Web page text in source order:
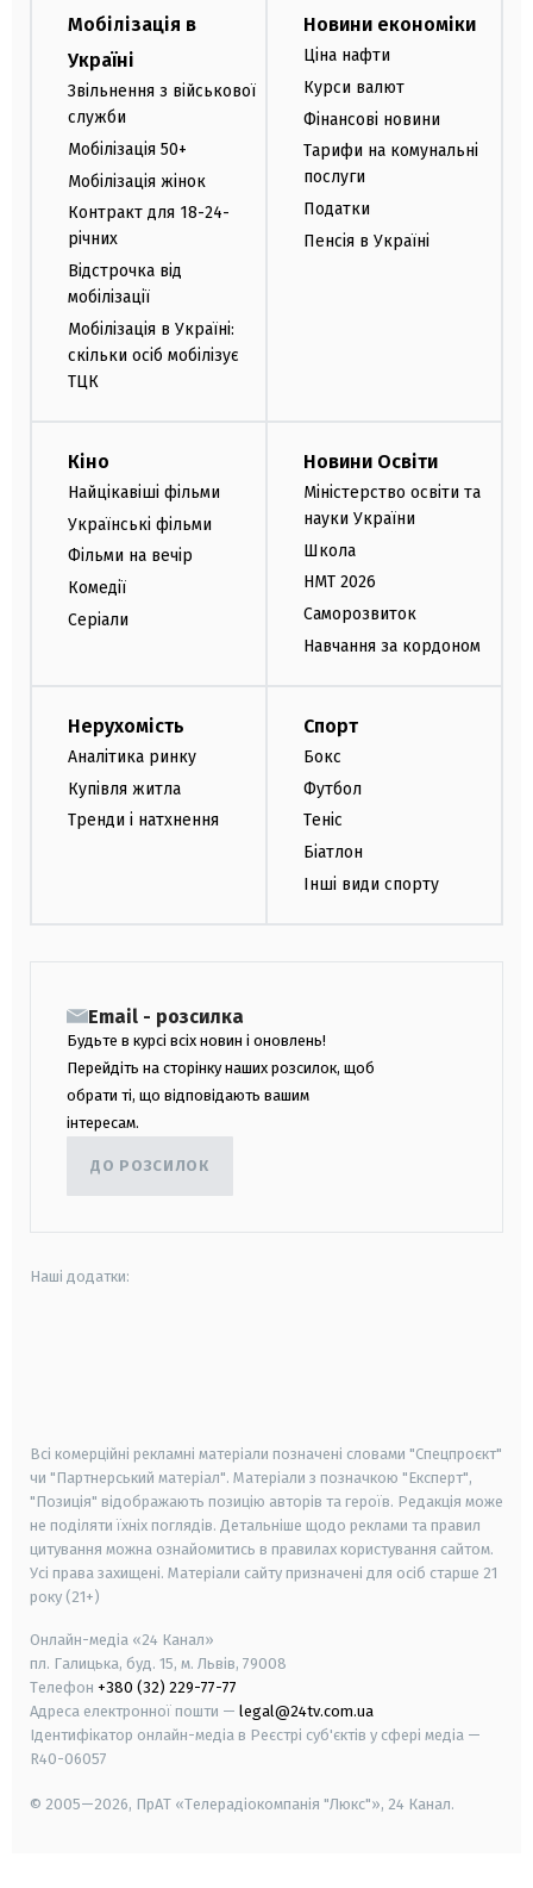
Мобілізація в
Україні
Звільнення з військової
служби
Мобілізація 50+
Мобілізація жінок
Контракт для 18-24-
річних
Відстрочка від
мобілізації
Мобілізація в Україні:
скільки осіб мобілізує
ТЦК
Новини економіки
Ціна нафти
Курси валют
Фінансові новини
Тарифи на комунальні
послуги
Податки
Пенсія в Україні
Кіно
Найцікавіші фільми
Українські фільми
Фільми на вечір
Комедії
Серіали
Новини Освіти
Міністерство освіти та
науки України
Школа
НМТ 2026
Саморозвиток
Навчання за кордоном
Нерухомість
Аналітика ринку
Купівля житла
Тренди і натхнення
Спорт
Бокс
Футбол
Теніс
Біатлон
Інші види спорту
Email - розсилка
Будьте в курсі всіх новин і оновлень!
Перейдіть на сторінку наших розсилок, щоб
обрати ті, що відповідають вашим
інтересам.
ДО РОЗСИЛОК
Наші додатки:
Всі комерційні рекламні матеріали позначені словами "Спецпроєкт"
чи "Партнерський матеріал". Матеріали з позначкою "Експерт",
"Позиція" відображають позицію авторів та героїв. Редакція може
не поділяти їхніх поглядів. Детальніше щодо реклами та правил
цитування можна ознайомитись в правилах користування сайтом.
Усі права захищені. Матеріали сайту призначені для осіб старше 21
року (21+)
Онлайн-медіа «24 Канал»
пл. Галицька, буд. 15, м. Львів, 79008
Телефон +380 (32) 229-77-77
Адреса електронної пошти — legal@24tv.com.ua
Ідентифікатор онлайн-медіа в Реєстрі суб'єктів у сфері медіа —
R40-06057
© 2005—2026, ПрАТ «Телерадіокомпанія "Люкс"», 24 Канал.